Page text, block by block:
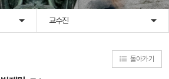
교수진
돌아가기